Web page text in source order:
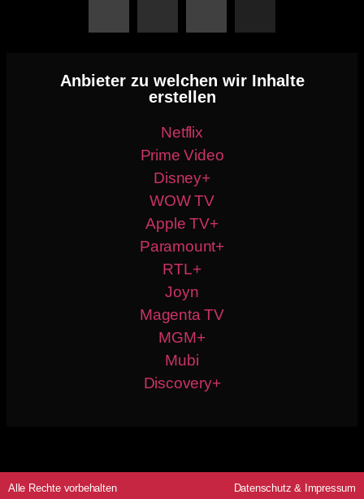
Anbieter zu welchen wir Inhalte
erstellen
Netflix
Prime Video
Disney+
WOW TV
Apple TV+
Paramount+
RTL+
Joyn
Magenta TV
MGM+
Mubi
Discovery+
Alle Rechte vorbehalten Datenschutz & Impressum